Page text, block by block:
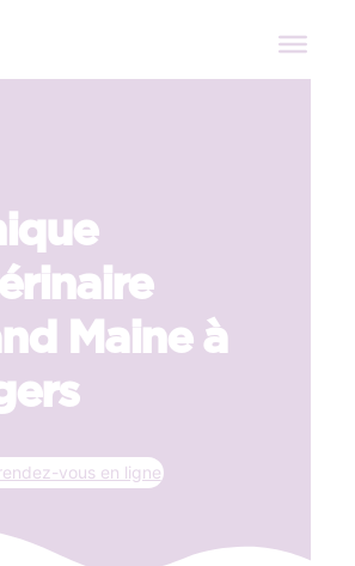
Maine à
vous en ligne